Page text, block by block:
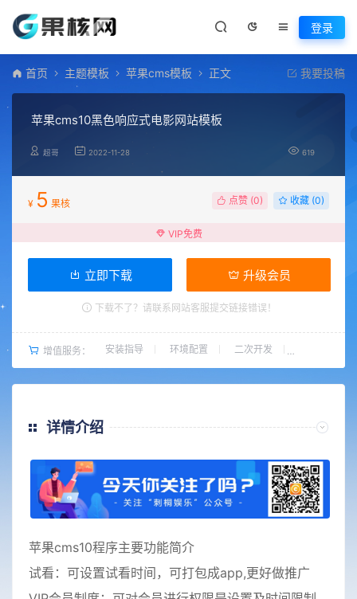
登录
首页 主题模板 苹果cms模板 正文 我要投稿
苹果cms10黑色响应式电影网站模板
超哥 2022-11-28 619
¥ 5 果核 点赞 (0) 收藏 (0)
VIP免费
立即下载 升级会员
下载不了？请联系网站客服提交链接错误！
增值服务： 安装指导 环境配置 二次开发
详情介绍
苹果cms10程序主要功能简介
试看：可设置试看时间，可打包成app,更好做推广